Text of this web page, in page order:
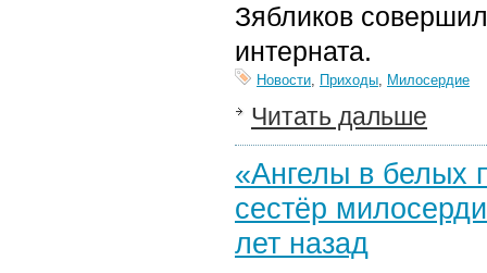
Зябликов
интерната.
Новости, Приходы, Милосердие
Читать дальше
«Ангелы в белых
сестёр
лет назад